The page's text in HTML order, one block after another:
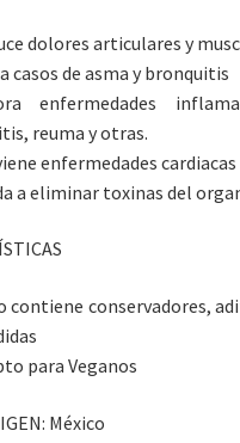
dolores articulares y
casos de asma y bronquitis
enfermedades
reuma y otras.
enfermedades cardiacas
a eliminar toxinas del
contiene conservadores,
para Veganos
México